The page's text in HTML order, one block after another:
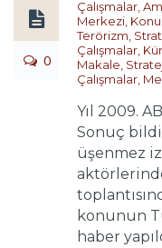
0
Çalışmalar
Merkezi Konu
Terörizm
Çalışmalar
Makale
Çalışmalar
Yıl 2009.
Sonuç
üşenmez
konunun
haber